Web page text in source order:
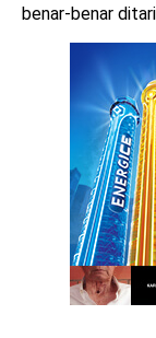
benefit
benar-benar